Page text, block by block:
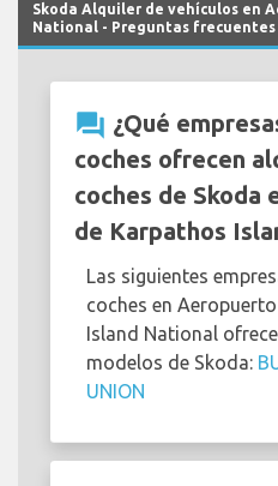
Skoda Alquiler de vehículos en
National - Preguntas frecuentes
question_answer ¿Qué
coches ofrecen
coches de Skoda
de Karpathos
Las siguientes
coches en
Island National
modelos de Skoda:
UNION